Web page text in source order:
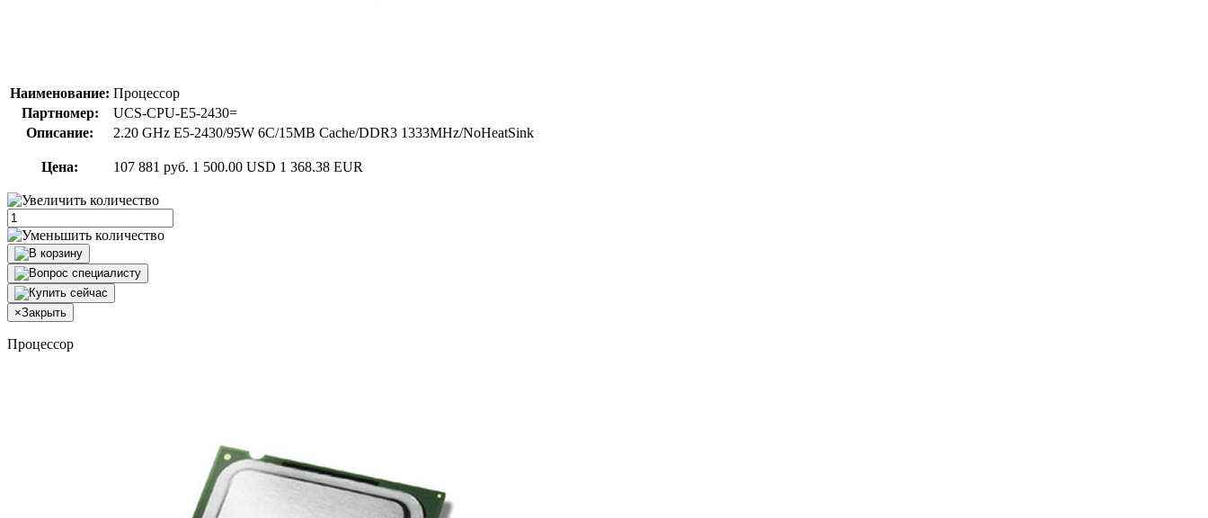
Наименование: Процессор
Партномер:
UCS-CPU-E5-2430=
Описание:
2.20 GHz E5-2430/95W 6C/15MB Cache/DDR3 1333MHz/NoHeatSink
Цена: 107 881 руб. 1 500.00 USD 1 368.38 EUR
×Закрыть
Процессор